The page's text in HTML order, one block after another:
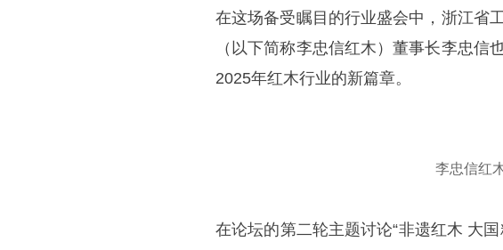
在这场备受瞩目的行业盛会中，浙江省
（以下简称李忠信红木）董事长李忠
2025年红木行业的新篇章。
李忠信红
在论坛的第二轮主题讨论“非遗红木 大